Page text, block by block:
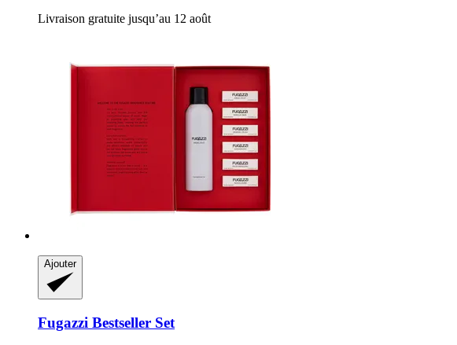
Livraison gratuite jusqu’au 12 août
Ajouter
Fugazzi Bestseller Set